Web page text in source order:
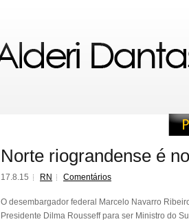
Norte riograndense é
17.8.15 RN Comentários
O desembargador federal Marcelo Navarro
Presidente Dilma Rousseff para ser Ministro do